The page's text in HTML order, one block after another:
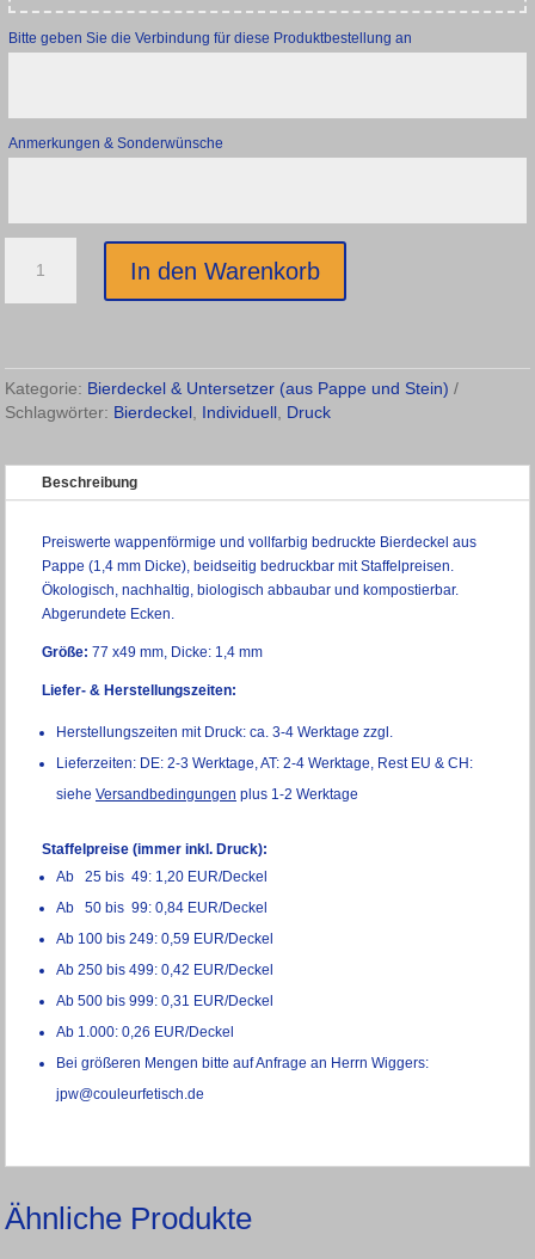
Bitte geben Sie die Verbindung für diese Produktbestellung an
Anmerkungen & Sonderwünsche
wappenförmig
Druck
Menge
In den Warenkorb
Kategorie: Bierdeckel & Untersetzer (aus Pappe und Stein)
Schlagwörter: Bierdeckel, Individuell, Druck
Beschreibung
Preiswerte wappenförmige und vollfarbig bedruckte Bierdeckel aus
Pappe (1,4 mm Dicke), beidseitig bedruckbar mit Staffelpreisen.
Ökologisch, nachhaltig, biologisch abbaubar und kompostierbar.
Abgerundete Ecken.
Größe: 77 x49 mm, Dicke: 1,4 mm
Liefer- & Herstellungszeiten:
Herstellungszeiten mit Druck: ca. 3-4 Werktage zzgl.
Lieferzeiten: DE: 2-3 Werktage, AT: 2-4 Werktage, Rest EU & CH:
siehe Versandbedingungen plus 1-2 Werktage
Staffelpreise (immer inkl. Druck):
Ab 25 bis 49: 1,20 EUR/Deckel
Ab 50 bis 99: 0,84 EUR/Deckel
Ab 100 bis 249: 0,59 EUR/Deckel
Ab 250 bis 499: 0,42 EUR/Deckel
Ab 500 bis 999: 0,31 EUR/Deckel
Ab 1.000: 0,26 EUR/Deckel
Bei größeren Mengen bitte auf Anfrage an Herrn Wiggers:
jpw@couleurfetisch.de
Ähnliche Produkte